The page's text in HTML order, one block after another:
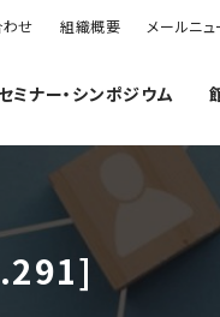
せ 組織概要 メールニュ
ミナー・シンポジウム